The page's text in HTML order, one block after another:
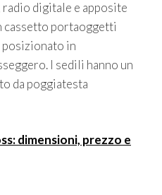
digitale e apposite
cassetto portaoggetti
in
I sedili hanno un
da poggiatesta
dimensioni, prezzo e